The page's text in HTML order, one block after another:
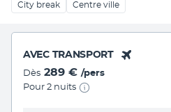
City break Centre ville
AVEC TRANSPORT
Dès 289 € /pers
Pour 2 nuits